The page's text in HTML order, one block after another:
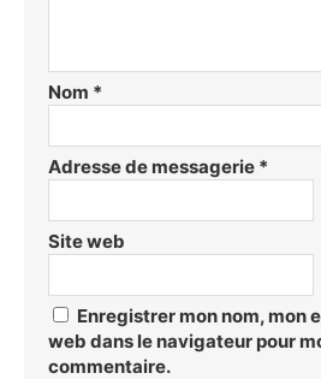
Nom *
Adresse de messagerie *
Site web
Enregistrer mon nom, mon
web dans le navigateur pour
commentaire.